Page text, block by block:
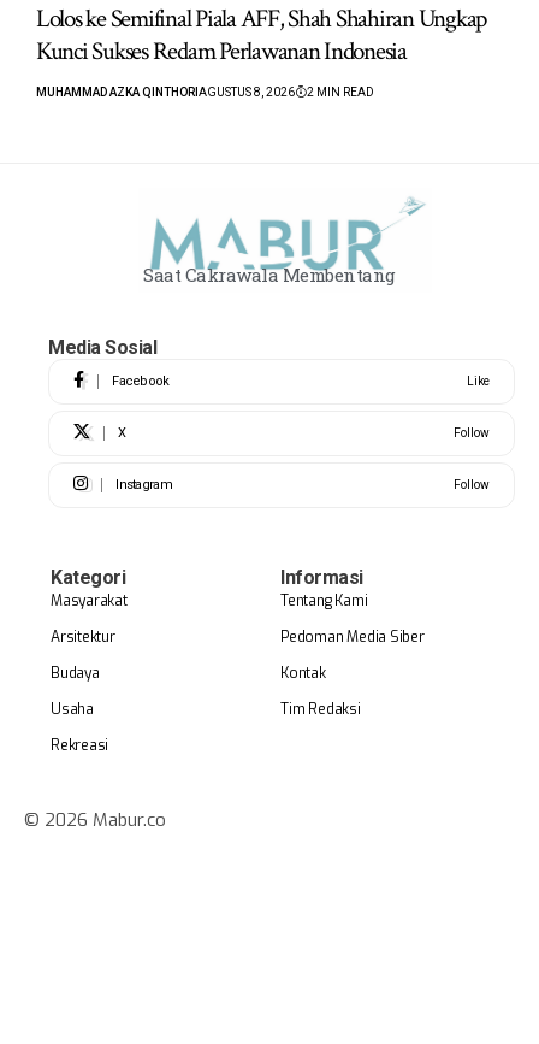
Lolos ke Semifinal Piala AFF, Shah Shahiran Ungkap
Kunci Sukses Redam Perlawanan Indonesia
MUHAMMAD AZKA QINTHORI AGUSTUS 8, 2026 2 MIN READ
Saat Cakrawala Membentang
Media Sosial
Facebook Like
X Follow
Instagram Follow
Kategori
Masyarakat
Arsitektur
Budaya
Usaha
Rekreasi
Informasi
Tentang Kami
Pedoman Media Siber
Kontak
Tim Redaksi
© 2026 Mabur.co